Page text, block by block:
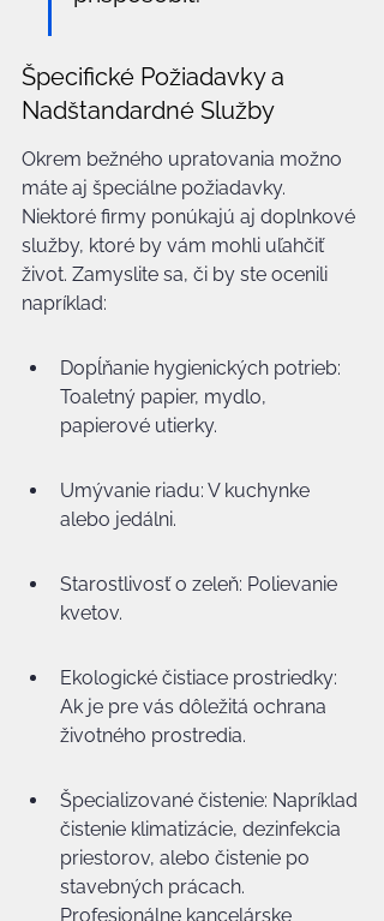
Špecifické Požiadavky a
Nadštandardné Služby
Okrem bežného upratovania možno
máte aj špeciálne požiadavky.
Niektoré firmy ponúkajú aj doplnkové
služby, ktoré by vám mohli uľahčiť
život. Zamyslite sa, či by ste ocenili
napríklad:
Dopĺňanie hygienických potrieb:
Toaletný papier, mydlo,
papierové utierky.
Umývanie riadu: V kuchynke
alebo jedálni.
Starostlivosť o zeleň: Polievanie
kvetov.
Ekologické čistiace prostriedky:
Ak je pre vás dôležitá ochrana
životného prostredia.
Špecializované čistenie: Napríklad
čistenie klimatizácie, dezinfekcia
priestorov, alebo čistenie po
stavebných prácach.
Profesionálne kancelárske